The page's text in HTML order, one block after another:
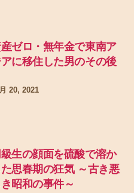
ゼロ・無年金で東南ア
に移住した男のその後
20, 2021
級生の顔面を硫酸で溶か
た思春期の狂気 ～古き悪
き昭和の事件～